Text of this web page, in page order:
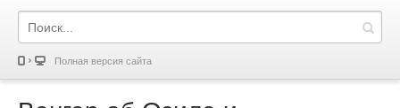
Полная версия сайта